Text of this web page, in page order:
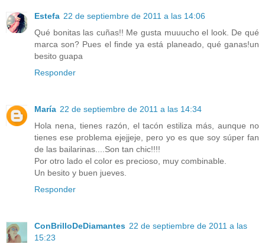
Estefa 22 de septiembre de 2011 a las 14:06
Qué bonitas las cuñas!! Me gusta muuucho el look. De qué
marca son? Pues el finde ya está planeado, qué ganas!un
besito guapa
Responder
María 22 de septiembre de 2011 a las 14:34
Hola nena, tienes razón, el tacón estiliza más, aunque no
tienes ese problema ejejjeje, pero yo es que soy súper fan
de las bailarinas....Son tan chic!!!!
Por otro lado el color es precioso, muy combinable.
Un besito y buen jueves.
Responder
ConBrilloDeDiamantes 22 de septiembre de 2011 a las
15:23